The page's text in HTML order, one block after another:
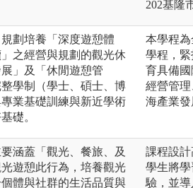
202基隆
劃培養「深度遊憩體
之經營與規劃的觀光休
」及「休閒遊憩管
學制（學士、碩士、博
業基礎訓練與新近學術
礎。
本學程
學程，
育具備
經營管
海產業發
涵蓋「觀光、餐旅、及
遊憩此行為，培養觀光
體與社群的生活品質與
課程設計
學生將
驗，並導